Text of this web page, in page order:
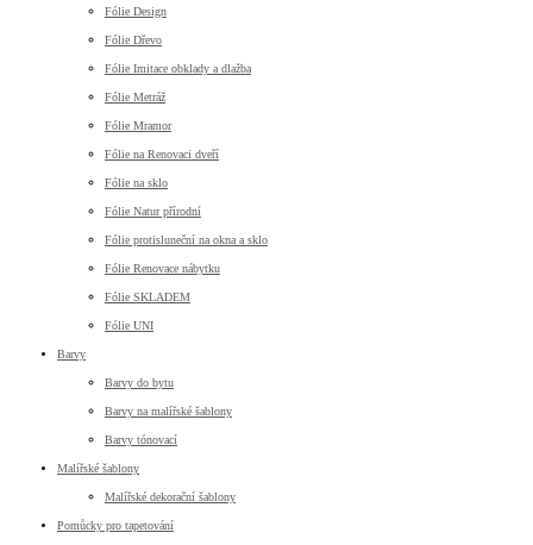
Fólie Design
Fólie Dřevo
Fólie Imitace obklady a dlažba
Fólie Metráž
Fólie Mramor
Fólie na Renovaci dveří
Fólie na sklo
Fólie Natur přírodní
Fólie protisluneční na okna a sklo
Fólie Renovace nábytku
Fólie SKLADEM
Fólie UNI
Barvy
Barvy do bytu
Barvy na malířské šablony
Barvy tónovací
Malířské šablony
Malířské dekorační šablony
Pomůcky pro tapetování